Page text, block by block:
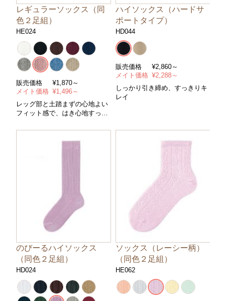
レギュラーソックス（同
色２足組）
HE024
販売価格 ¥1,870～
メイト価格 ¥1,496～
レッグ部と土踏まずの心地よい
フィット感で、はき心地すっき
ハイソックス（ハードサ
ポートタイプ）
HD044
販売価格 ¥2,860～
メイト価格 ¥2,288～
しっかり引き締め、すっきりキ
レイ
のびーるハイソックス
（同色２足組）
HD024
ソックス（レーシー柄）
（同色２足組）
HE062